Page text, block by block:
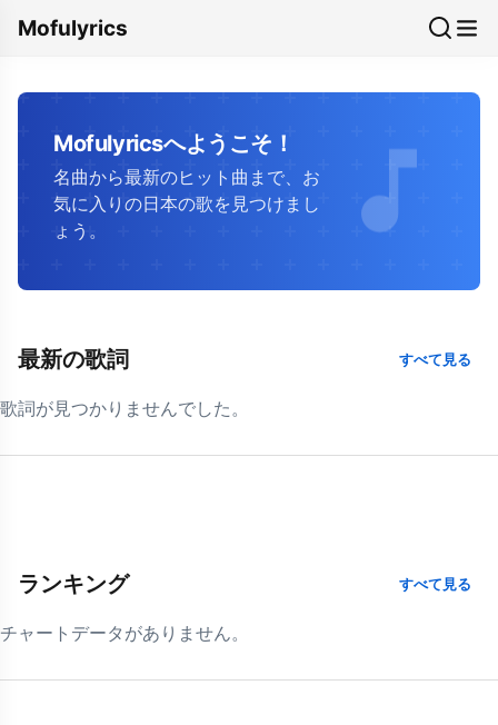
Mofulyrics
Mofulyricsへようこそ！
名曲から最新のヒット曲まで、お
気に入りの日本の歌を見つけまし
ょう。
最新の歌詞 すべて見る
歌詞が見つかりませんでした。
ランキング すべて見る
チャートデータがありません。